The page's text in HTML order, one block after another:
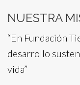
NUESTRA
“En Fundación
desarrollo
vida”